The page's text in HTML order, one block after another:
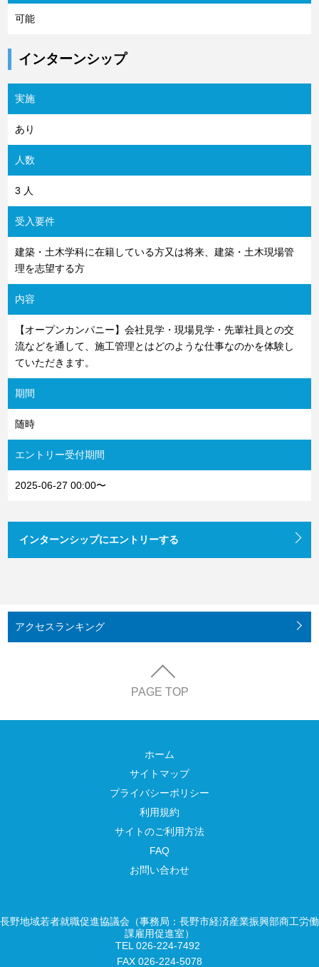
可能
インターンシップ
実施
あり
人数
3 人
受入要件
建築・土木学科に在籍している方又は将来、建築・土木現場管
理を志望する方
内容
【オープンカンパニー】会社見学・現場見学・先輩社員との交
流などを通して、施工管理とはどのような仕事なのかを体験し
ていただきます。
期間
随時
エントリー受付期間
2025-06-27 00:00〜
インターンシップにエントリーする
アクセスランキング
PAGE TOP
ホーム
サイトマップ
プライバシーポリシー
利用規約
サイトのご利用方法
FAQ
お問い合わせ
長野地域若者就職促進協議会（事務局：長野市経済産業振興部商工労働
課雇用促進室）
TEL 026-224-7492
FAX 026-224-5078